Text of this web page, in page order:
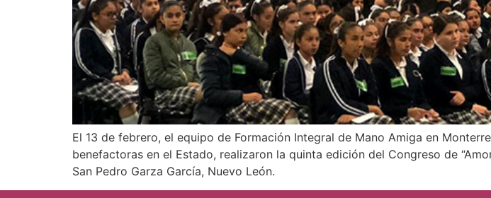
El 13 de febrero, el equipo de Formación Integral de Mano Amiga en
benefactoras en el Estado, realizaron la quinta edición del Congreso de
San Pedro Garza García, Nuevo León.